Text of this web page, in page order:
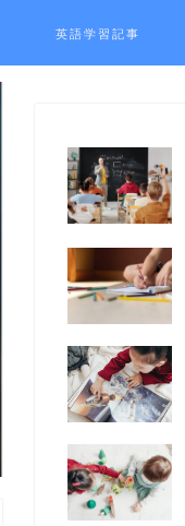
英語学習記事